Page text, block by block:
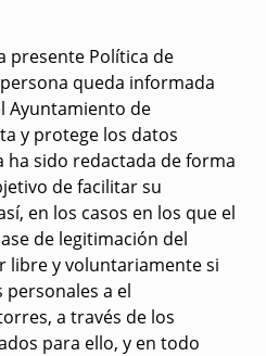
presente Política de
queda informada
Ayuntamiento de
y protege los datos
ha sido redactada de forma
de facilitar su
en los casos en los que el
de legitimación del
y voluntariamente si
personales a el
a través de los
para ello, y en todo